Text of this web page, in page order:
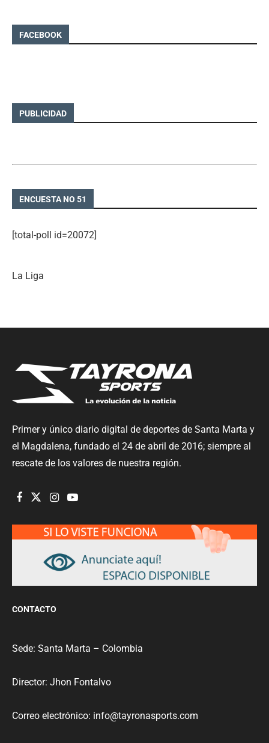
FACEBOOK
PUBLICIDAD
ENCUESTA NO 51
[total-poll id=20072]
La Liga
Primer y único diario digital de deportes de Santa Marta y
el Magdalena, fundado el 24 de abril de 2016; siempre al
rescate de los valores de nuestra región.
CONTACTO
Sede: Santa Marta – Colombia
Director: Jhon Fontalvo
Correo electrónico: info@tayronasports.com